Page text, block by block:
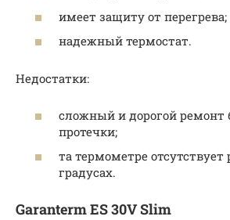
имеет защиту от перегрева;
надежный термостат.
Недостатки:
сложный и дорогой ремонт
протечки;
та термометре отсутствует
градусах.
Garanterm ES 30V Slim